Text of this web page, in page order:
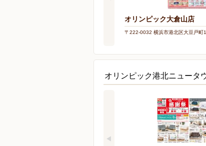
オリンピック大倉山店
〒222-0032 横浜市港北区大豆戸町
オリンピック港北ニュータ